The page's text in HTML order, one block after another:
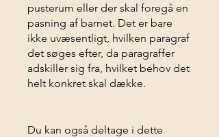
pusterum eller der skal foregå en
pasning af barnet. Det er bare
ikke uvæsentligt, hvilken paragraf
det søges efter, da paragraffer
adskiller sig fra, hvilket behov det
helt konkret skal dække.
Du kan også deltage i dette